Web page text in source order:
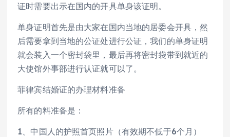
证时需要出示在国内的开具单身该证明。
单身证明首先是由大家在国内当地的居委会开具，然
后需要拿到当地的公证处进行公证，我们的单身证明
就会装入一个密封袋里，最后再将密封袋带到就近的
大使馆外事部进行认证就可以了。
菲律宾结婚证的办理材料准备
所有的料准备是：
1、中国人的护照首页照片（有效期不低于6个月）